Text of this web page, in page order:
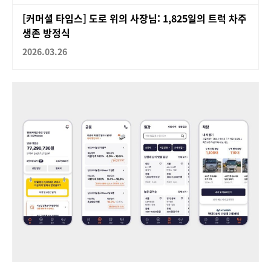
[커머셜 타임스] 도로 위의 사장님: 1,825일의 트럭 차주
생존 방정식
2026.03.26